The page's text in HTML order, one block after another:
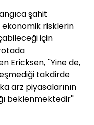
şahit
risklerin
için
Ericksen, ''Yine de,
takdirde
arz piyasalarının
beklenmektedir''